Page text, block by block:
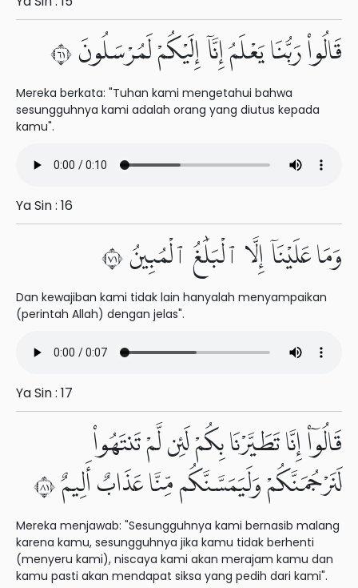
قَالُوا۟ رَبُّنَا يَعْلَمُ إِنَّآ إِلَيْكُمْ لَمُرْسَلُونَ ١٦
Mereka berkata: "Tuhan kami mengetahui bahwa
sesungguhnya kami adalah orang yang diutus kepada
kamu".
Ya Sin : 16
وَمَا عَلَيْنَآ إِلَّا ٱلْبَلَٰغُ ٱلْمُبِينُ ١٧
Dan kewajiban kami tidak lain hanyalah menyampaikan
(perintah Allah) dengan jelas".
Ya Sin : 17
قَالُوٓا۟ إِنَّا تَطَيَّرْنَا بِكُمْ لَئِن لَّمْ تَنتَهُوا۟
لَنَرْجُمَنَّكُمْ وَلَيَمَسَّنَّكُم مِّنَّا عَذَابٌ أَلِيمٌ ١٨
Mereka menjawab: "Sesungguhnya kami bernasib malang
karena kamu, sesungguhnya jika kamu tidak berhenti
(menyeru kami), niscaya kami akan merajam kamu dan
kamu pasti akan mendapat siksa yang pedih dari kami".